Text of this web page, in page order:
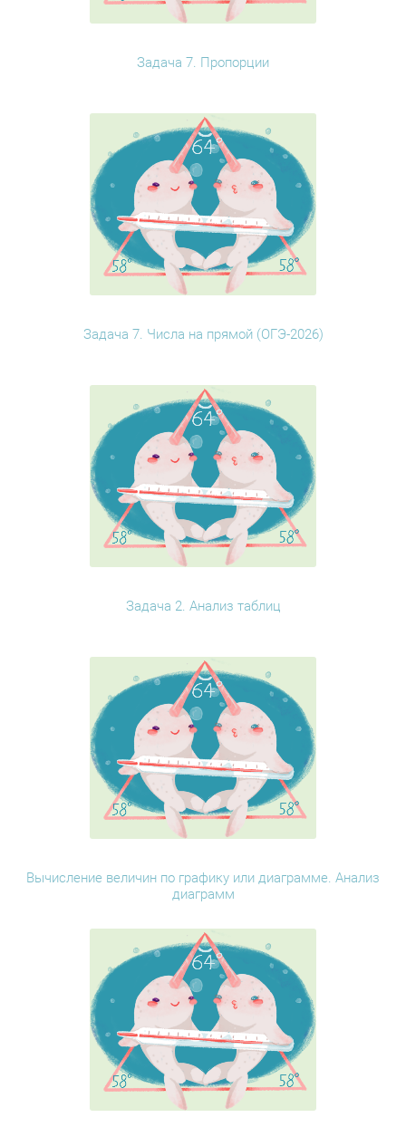
Задача 7. Пропорции
Задача 7. Числа на прямой (ОГЭ-2026)
Задача 2. Анализ таблиц
Вычисление величин по графику или диаграмме. Анализ
диаграмм